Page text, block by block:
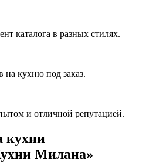
каталога в разных стилях.
на кухню под заказ.
и отличной репутацией.
кухни
Милана»